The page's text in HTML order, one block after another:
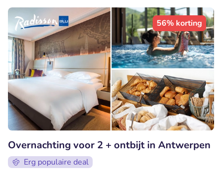
56% korting
Overnachting voor 2 + ontbijt in Antwerpen
Erg populaire deal